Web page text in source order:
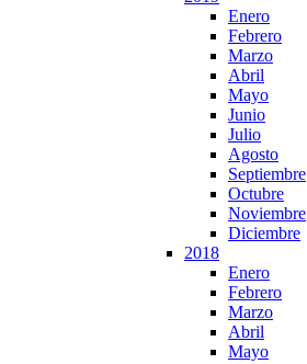
Enero
Febrero
Marzo
Abril
Mayo
Junio
Julio
Agosto
Septiembre
Octubre
Noviembre
Diciembre
2018
Enero
Febrero
Marzo
Abril
Mayo